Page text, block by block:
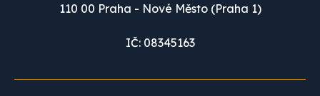
110 00 Praha - Nové Město (Praha 1)
IČ: 08345163